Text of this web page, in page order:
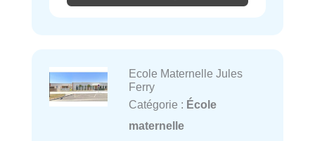
Ecole Maternelle Jules
Ferry
Catégorie : École
maternelle